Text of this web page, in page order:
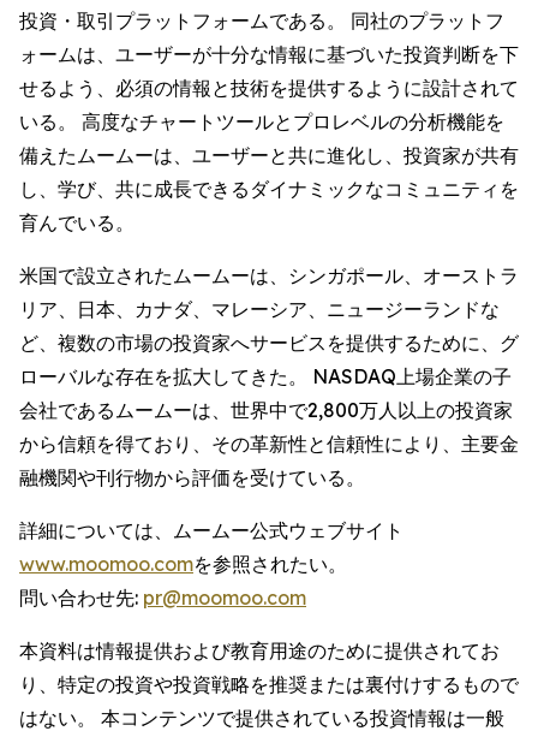
投資・取引プラットフォームである。 同社のプラットフ
ォームは、ユーザーが十分な情報に基づいた投資判断を下
せるよう、必須の情報と技術を提供するように設計されて
いる。 高度なチャートツールとプロレベルの分析機能を
備えたムームーは、ユーザーと共に進化し、投資家が共有
し、学び、共に成長できるダイナミックなコミュニティを
育んでいる。
米国で設立されたムームーは、シンガポール、オーストラ
リア、日本、カナダ、マレーシア、ニュージーランドな
ど、複数の市場の投資家へサービスを提供するために、グ
ローバルな存在を拡大してきた。 NASDAQ上場企業の子
会社であるムームーは、世界中で2,800万人以上の投資家
から信頼を得ており、その革新性と信頼性により、主要金
融機関や刊行物から評価を受けている。
詳細については、ムームー公式ウェブサイト
www.moomoo.comを参照されたい。
問い合わせ先: pr@moomoo.com
本資料は情報提供および教育用途のために提供されてお
り、特定の投資や投資戦略を推奨または裏付けするもので
はない。 本コンテンツで提供されている投資情報は一般